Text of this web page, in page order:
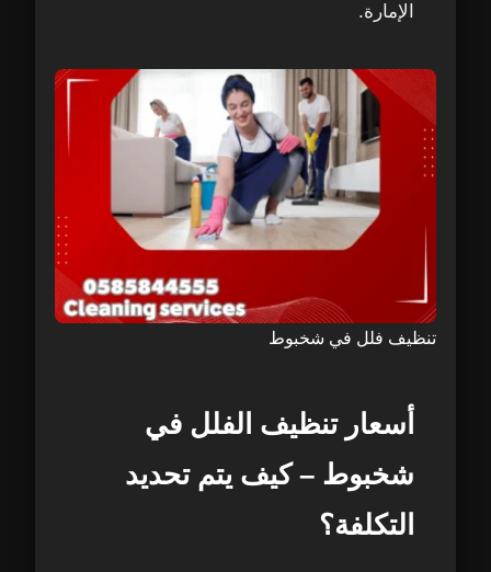
الإمارة.
تنظيف فلل في شخبوط
أسعار تنظيف الفلل في
شخبوط – كيف يتم تحديد
التكلفة؟